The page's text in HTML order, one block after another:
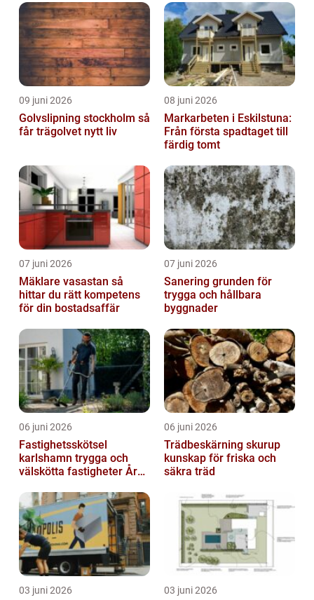
09 juni 2026
Golvslipning stockholm så
får trägolvet nytt liv
08 juni 2026
Markarbeten i Eskilstuna:
Från första spadtaget till
färdig tomt
07 juni 2026
Mäklare vasastan så
hittar du rätt kompetens
för din bostadsaffär
07 juni 2026
Sanering grunden för
trygga och hållbara
byggnader
06 juni 2026
Fastighetsskötsel
karlshamn trygga och
välskötta fastigheter Året
06 juni 2026
Trädbeskärning skurup
kunskap för friska och
säkra träd
03 juni 2026 03 juni 2026